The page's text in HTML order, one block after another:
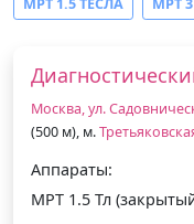
Москва, ул.
(500 м), м.
Аппараты:
МРТ 1.5 Тл